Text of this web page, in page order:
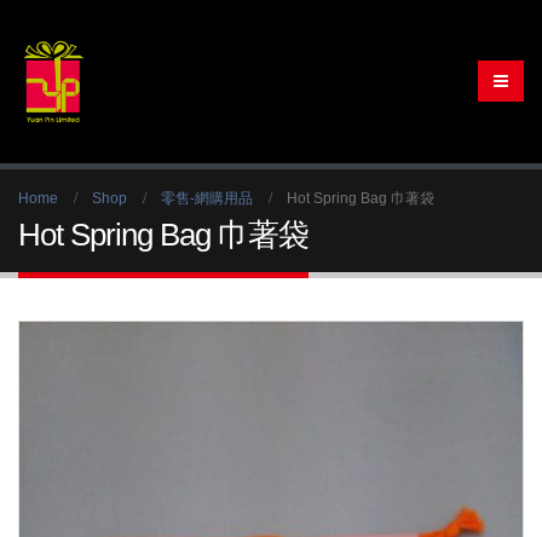
Home Shop 零售-網購用品 Hot Spring Bag 巾著袋
Hot Spring Bag 巾著袋